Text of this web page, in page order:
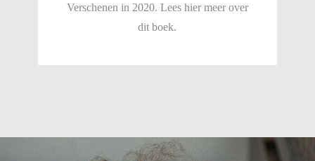
Verschenen in 2020. Lees hier meer over
dit boek.
Lees meer over dit boek